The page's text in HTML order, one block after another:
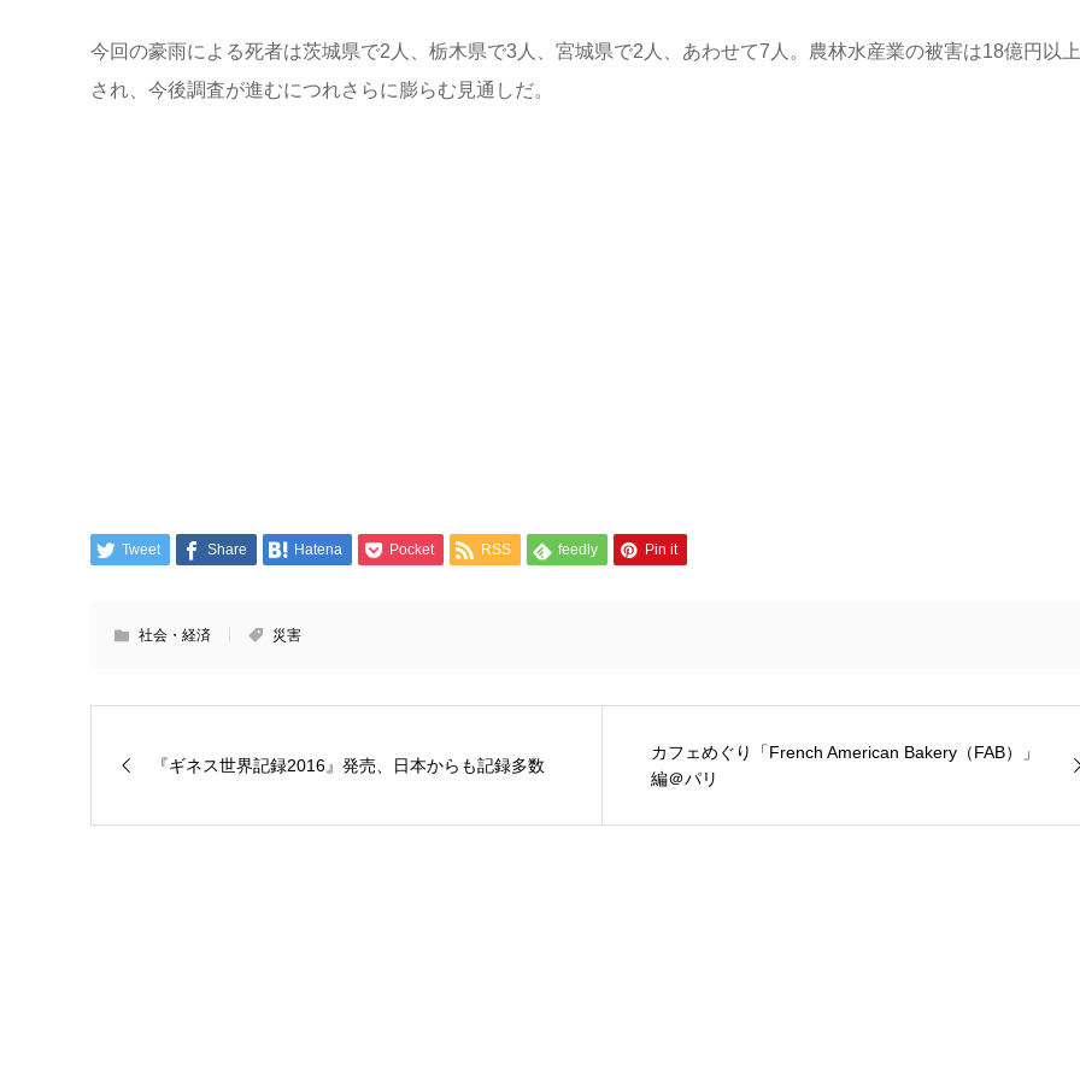
今回の豪雨による死者は茨城県で2人、栃木県で3人、宮城県で2人、あわせて7人。農林水産業の被害は18億円以
され、今後調査が進むにつれさらに膨らむ見通しだ。
Tweet Share Hatena Pocket RSS feedly Pin it
社会・経済 災害
『ギネス世界記録2016』発売、日本からも記録多数
カフェめぐり「French American Bakery（FAB）」
編＠パリ